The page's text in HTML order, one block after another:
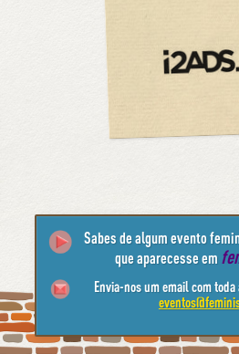
Sabes de algum evento
que aparecesse em
Envia-nos um email com